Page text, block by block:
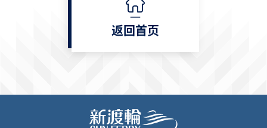
返回首页